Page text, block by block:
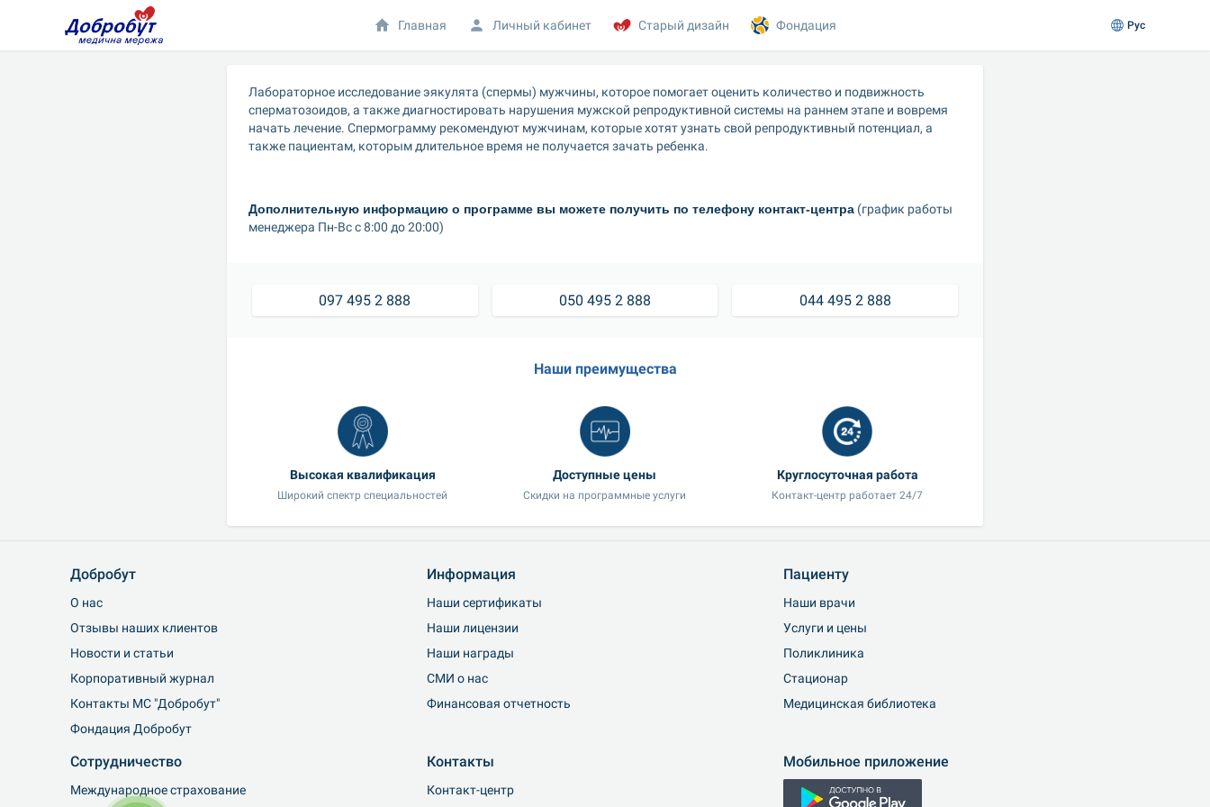
Лабораторное исследование эякулята (спермы) мужчины, которое помогает оценить количество и подвижность
сперматозоидов, а также диагностировать нарушения мужской репродуктивной системы на раннем этапе и вовремя
начать лечение. Спермограмму рекомендуют мужчинам, которые хотят узнать свой репродуктивный потенциал, а
также пациентам, которым длительное время не получается зачать ребенка.
Дополнительную информацию о программе вы можете получить по телефону контакт-центра (график работы
менеджера Пн-Вс с 8:00 до 20:00)
097 495 2 888 050 495 2 888 044 495 2 888
Наши преимущества
Высокая квалификация
Широкий спектр специальностей
Доступные цены
Скидки на программные услуги
Круглосуточная работа
Контакт-центр работает 24/7
Добробут
О нас
Отзывы наших клиентов
Новости и статьи
Корпоративный журнал
Контакты МС "Добробут"
Фондация Добробут
Информация
Наши сертификаты
Наши лицензии
Наши награды
СМИ о нас
Финансовая отчетность
Пациенту
Наши врачи
Услуги и цены
Поликлиника
Cтационар
Медицинская библиотека
Сотрудничество
Международное страхование
Контакты
Контакт-центр
Мобильное приложение
Главная Личный кабинет Старый дизайн Фондация Рус